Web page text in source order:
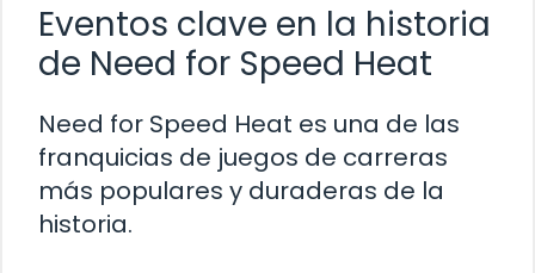
Eventos clave en la historia
de Need for Speed Heat
Need for Speed Heat es una de las
franquicias de juegos de carreras
más populares y duraderas de la
historia.